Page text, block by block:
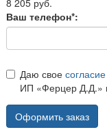
Ваш телефон*:
Даю свое
ИП «Ферцер Д.Д.»
Оформить заказ